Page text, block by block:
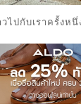
วไปกับเราครั้งห